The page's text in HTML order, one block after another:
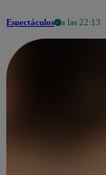
Espectáculos a las 22:13